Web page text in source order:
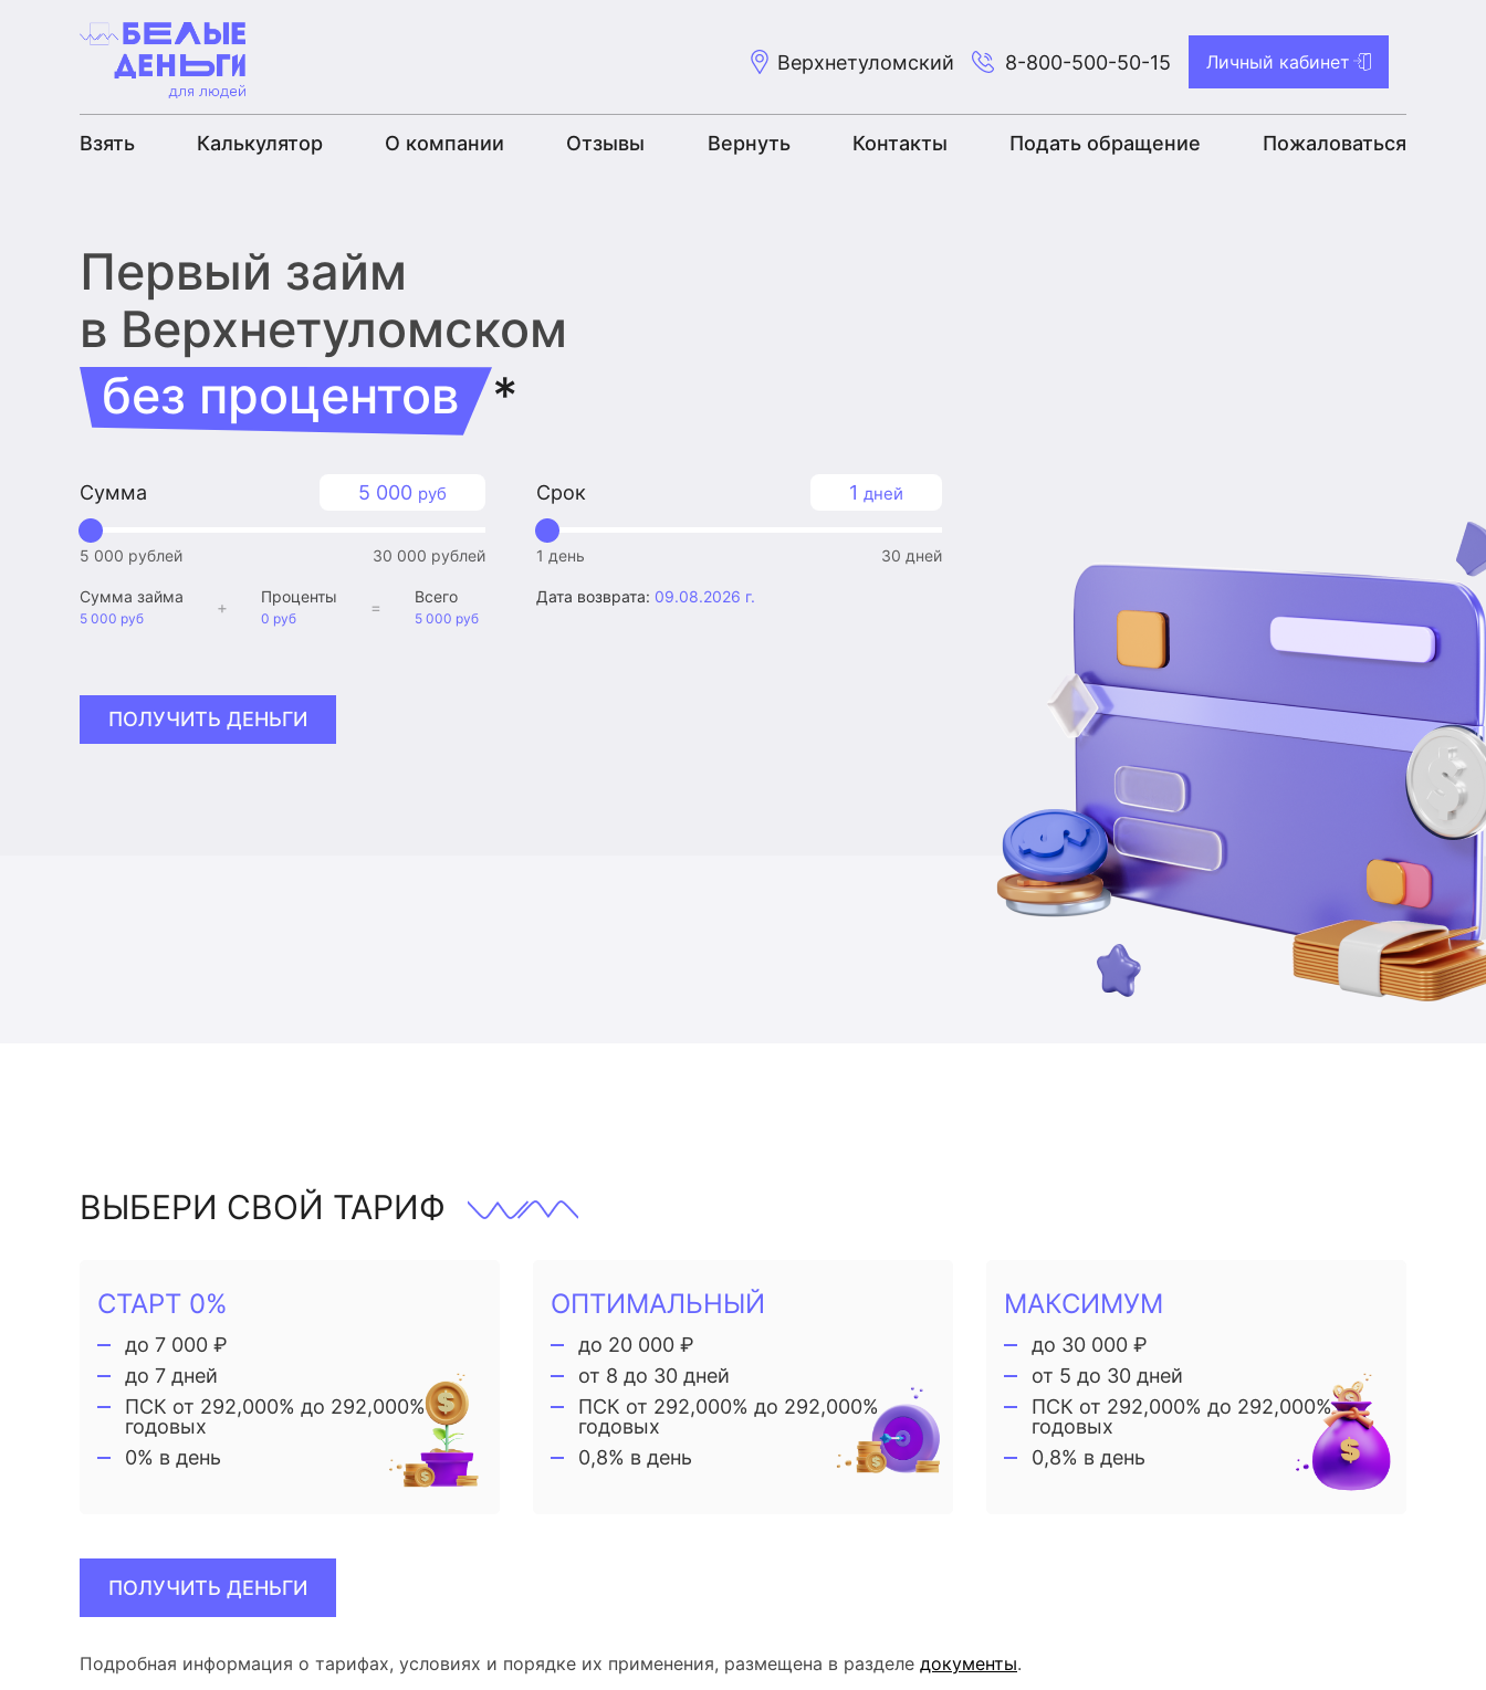
Верхнетуломский 8-800-500-50-15 Личный кабинет
Взять Калькулятор О компании Отзывы Вернуть Контакты Подать обращение Пожаловаться
Первый займ
в Верхнетуломском
без процентов
*
5 000 руб
Сумма
5 000 рублей 30 000 рублей
1 дней
Срок
1 день 30 дней
Сумма займа
5 000 руб
+
Проценты
0 руб
=
Всего
5 000 руб
Дата возврата: 09.08.2026 г.
ПОЛУЧИТЬ ДЕНЬГИ
ВЫБЕРИ СВОЙ ТАРИФ
СТАРТ 0%
до 7 000 ₽
до 7 дней
ПСК от 292,000% до 292,000%
годовых
0% в день
ОПТИМАЛЬНЫЙ
до 20 000 ₽
от 8 до 30 дней
ПСК от 292,000% до 292,000%
годовых
0,8% в день
МАКСИМУМ
до 30 000 ₽
от 5 до 30 дней
ПСК от 292,000% до 292,000%
годовых
0,8% в день
ПОЛУЧИТЬ ДЕНЬГИ
Подробная информация о тарифах, условиях и порядке их применения, размещена в разделе документы.